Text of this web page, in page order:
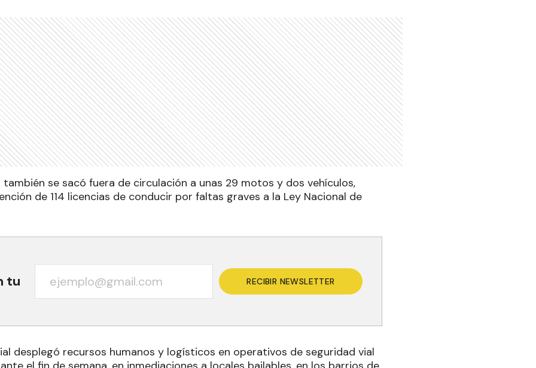
se sacó fuera de circulación a unas 29 motos y dos vehículos,
de 114 licencias de conducir por faltas graves a la Ley Nacional de
tu RECIBIR NEWSLETTER
desplegó recursos humanos y logísticos en operativos de seguridad vial